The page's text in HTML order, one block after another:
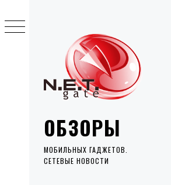
ОБЗОРЫ
МОБИЛЬНЫХ ГАДЖЕТОВ.
СЕТЕВЫЕ НОВОСТИ
to
content